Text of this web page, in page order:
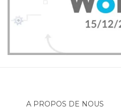
A PROPOS DE NOUS